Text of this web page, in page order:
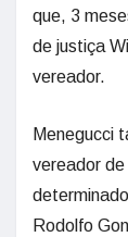
que, 3
de justiça
vereador.
Menegucci
vereador de
Rodolfo